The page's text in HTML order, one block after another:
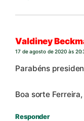
Valdiney
17 de agosto de 2020 às
Parabéns
Boa sorte
Responder